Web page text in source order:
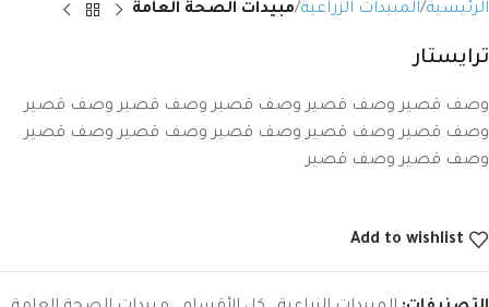
الرئيسية المبيدات الزراعية مبيدات الصحة العامة
ترايستار
وصف قصير وصف قصير وصف قصير وصف قصير وصف قصير
وصف قصير وصف قصير وصف قصير وصف قصير وصف قصير
وصف قصير وصف قصير
Add to wishlist